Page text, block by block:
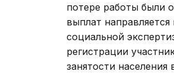
потере работы были
выплат
социальной
регистрации
занятости населения